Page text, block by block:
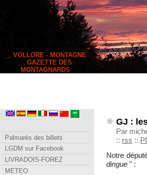
__ VOLLORE - MONTAGNE
__ GAZETTE DES
MONTAGNARDS
GJ :
Par
:: rss ::
Notre
dingue " :
Palmarès des billets
LGDM sur Facebook
LIVRADOIS-FOREZ
METEO